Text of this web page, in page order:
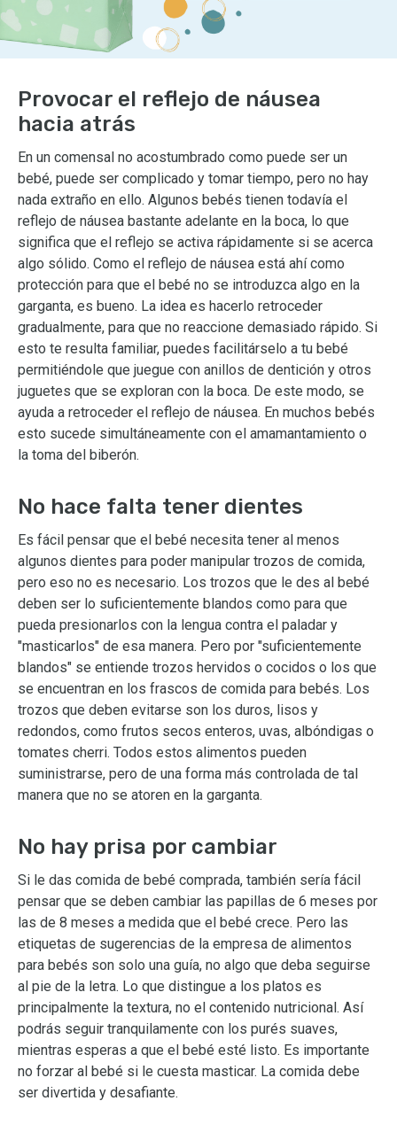
Provocar el reflejo de náusea
hacia atrás
En un comensal no acostumbrado como puede ser un
bebé, puede ser complicado y tomar tiempo, pero no hay
nada extraño en ello. Algunos bebés tienen todavía el
reflejo de náusea bastante adelante en la boca, lo que
significa que el reflejo se activa rápidamente si se acerca
algo sólido. Como el reflejo de náusea está ahí como
protección para que el bebé no se introduzca algo en la
garganta, es bueno. La idea es hacerlo retroceder
gradualmente, para que no reaccione demasiado rápido. Si
esto te resulta familiar, puedes facilitárselo a tu bebé
permitiéndole que juegue con anillos de dentición y otros
juguetes que se exploran con la boca. De este modo, se
ayuda a retroceder el reflejo de náusea. En muchos bebés
esto sucede simultáneamente con el amamantamiento o
la toma del biberón.
No hace falta tener dientes
Es fácil pensar que el bebé necesita tener al menos
algunos dientes para poder manipular trozos de comida,
pero eso no es necesario. Los trozos que le des al bebé
deben ser lo suficientemente blandos como para que
pueda presionarlos con la lengua contra el paladar y
"masticarlos" de esa manera. Pero por "suficientemente
blandos" se entiende trozos hervidos o cocidos o los que
se encuentran en los frascos de comida para bebés. Los
trozos que deben evitarse son los duros, lisos y
redondos, como frutos secos enteros, uvas, albóndigas o
tomates cherri. Todos estos alimentos pueden
suministrarse, pero de una forma más controlada de tal
manera que no se atoren en la garganta.
No hay prisa por cambiar
Si le das comida de bebé comprada, también sería fácil
pensar que se deben cambiar las papillas de 6 meses por
las de 8 meses a medida que el bebé crece. Pero las
etiquetas de sugerencias de la empresa de alimentos
para bebés son solo una guía, no algo que deba seguirse
al pie de la letra. Lo que distingue a los platos es
principalmente la textura, no el contenido nutricional. Así
podrás seguir tranquilamente con los purés suaves,
mientras esperas a que el bebé esté listo. Es importante
no forzar al bebé si le cuesta masticar. La comida debe
ser divertida y desafiante.